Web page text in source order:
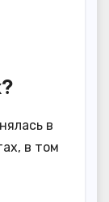
в
в том